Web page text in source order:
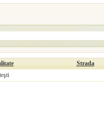
Strada